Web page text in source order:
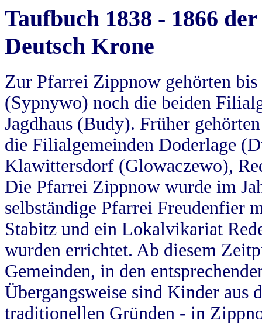
Taufbuch 1838 - 1866
Deutsch Krone
Zur Pfarrei Zippnow gehörten
(Sypnywo) noch die beiden
Jagdhaus (Budy). Früher
die Filialgemeinden Doderlage
Klawittersdorf (Glowaczewo),
Die Pfarrei Zippnow wurde im
selbständige Pfarrei Freudenfier
Stabitz und ein Lokalvikariat
wurden errichtet. Ab diesem
Gemeinden, in den
Übergangsweise sind Kinder aus
traditionellen Gründen - in